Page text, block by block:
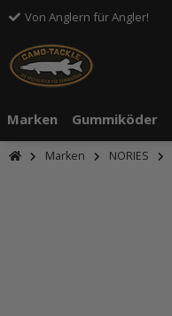
Von Anglern für Angler!
Marken Gummiköder
Marken NORIES